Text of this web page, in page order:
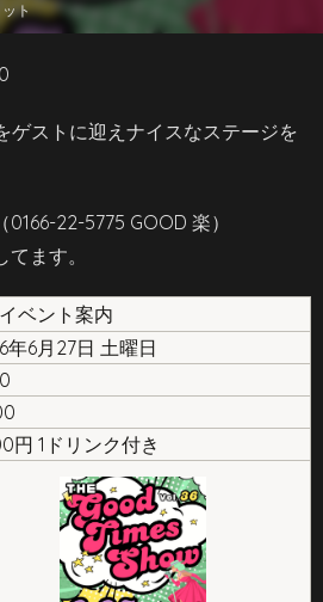
ト
ゲストに迎えナイスなステージを
22-5775 GOOD 楽）
ます。
イベント案内
年6月27日 土曜日
円 1ドリンク付き